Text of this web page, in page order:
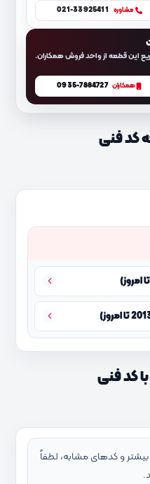
مشاوره 021-33925411
این قطعه از واحد فروش همکاران.
همکاران 0935-7884727
کد فنی
کد فنی
و کدهای مشابه، لطفاً